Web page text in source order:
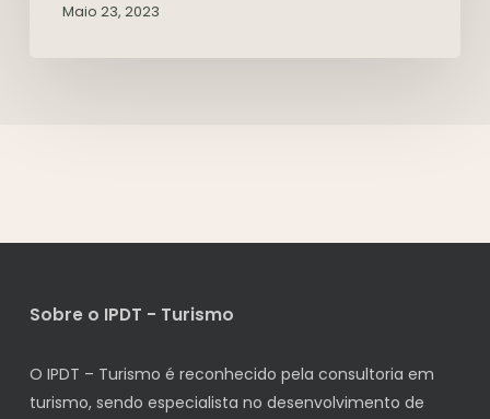
Maio 23, 2023
Sobre o IPDT - Turismo
O IPDT – Turismo é reconhecido pela consultoria em
turismo, sendo especialista no desenvolvimento de